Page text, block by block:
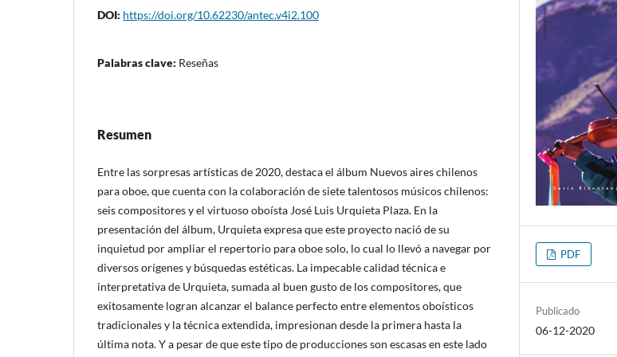
DOI: https://doi.org/10.62230/antec.v4i2.100
Palabras clave: Reseñas
Resumen
Entre las sorpresas artísticas de 2020, destaca el álbum Nuevos aires chilenos
para oboe, que cuenta con la colaboración de siete talentosos músicos chilenos:
seis compositores y el virtuoso oboísta José Luis Urquieta Plaza. En la
presentación del álbum, Urquieta expresa que este proyecto nació de su
inquietud por ampliar el repertorio para oboe solo, lo cual lo llevó a navegar por
diversos orígenes y búsquedas estéticas. La impecable calidad técnica e
interpretativa de Urquieta, sumada al buen gusto de los compositores, que
exitosamente logran alcanzar el balance perfecto entre elementos oboísticos
tradicionales y la técnica extendida, impresionan desde la primera hasta la
última nota. Y a pesar de que este tipo de producciones son escasas en este lado
PDF
Publicado
06-12-2020